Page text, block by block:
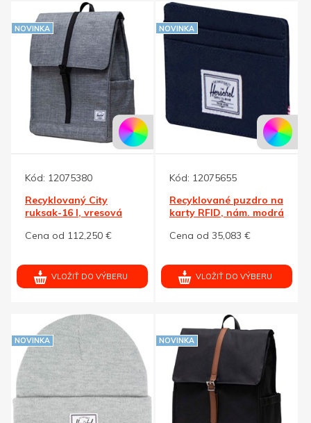
NOVINKA
Kód: 12075380
Recyklovaný City
ruksak-16 l, vresová
Cena od 112,250 €
VLOŽIŤ DO VÝBERU
NOVINKA
Kód: 12075655
Recyklované puzdro na
karty RFID, nám. modrá
Cena od 35,083 €
VLOŽIŤ DO VÝBERU
NOVINKA NOVINKA